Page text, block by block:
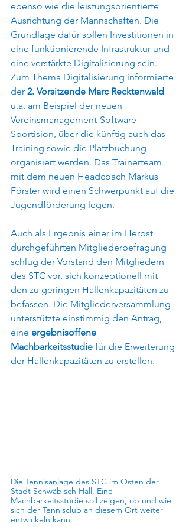
ebenso wie die leistungsorientierte
Ausrichtung der Mannschaften. Die
Grundlage dafür sollen Investitionen in
eine funktionierende Infrastruktur und
eine verstärkte Digitalisierung sein.
Zum Thema Digitalisierung informierte
der 2. Vorsitzende Marc Recktenwald
u.a. am Beispiel der neuen
Vereinsmanagement-Software
Sportision, über die künftig auch das
Training sowie die Platzbuchung
organisiert werden. Das Trainerteam
mit dem neuen Headcoach Markus
Förster wird einen Schwerpunkt auf die
Jugendförderung legen.
Auch als Ergebnis einer im Herbst
durchgeführten Mitgliederbefragung
schlug der Vorstand den Mitgliedern
des STC vor, sich konzeptionell mit
den zu geringen Hallenkapazitäten zu
befassen. Die Mitgliederversammlung
unterstützte einstimmig den Antrag,
eine ergebnisoffene
Machbarkeitsstudie für die Erweiterung
der Hallenkapazitäten zu erstellen.
Die Tennisanlage des STC im Osten der
Stadt Schwäbisch Hall. Eine
Machbarkeitsstudie soll zeigen, ob und wie
sich der Tennisclub an diesem Ort weiter
entwickeln kann.